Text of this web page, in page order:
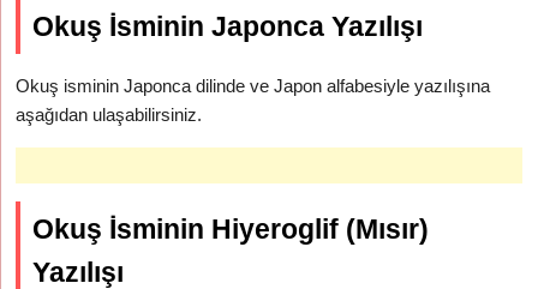
Okuş İsminin Japonca Yazılışı
Okuş isminin Japonca dilinde ve Japon alfabesiyle yazılışına
aşağıdan ulaşabilirsiniz.
Okuş İsminin Hiyeroglif (Mısır)
Yazılışı